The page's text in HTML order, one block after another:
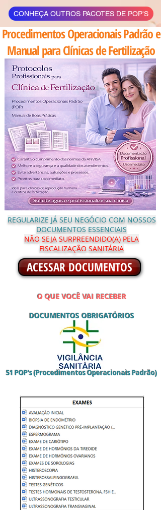
CONHEÇA OUTROS PACOTES DE POP'S
Procedimentos Operacionais Padrão e
Manual para Clínicas de Fertilização
REGULARIZE JÁ SEU NEGÓCIO COM NOSSOS
DOCUMENTOS ESSENCIAIS
NÃO SEJA SURPREENDIDO(A) PELA
FISCALIZAÇÃO SANITÁRIA
O QUE VOCÊ VAI RECEBER
DOCUMENTOS OBRIGATÓRIOS
51 POP's (Procedimentos Operacionais Padrão)
ACESSAR DOCUMENTOS